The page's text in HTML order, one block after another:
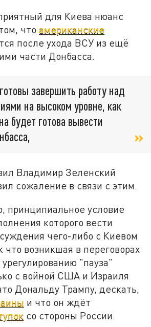
для Киева нюанс
чтоамериканские
после ухода ВСУ из ещё
части Донбасса.
завершить работу над
на высоком уровне, как
будет готова вывести
Владимир Зеленский
сожаление в связи с этим.
принципиальное условие
которого вести
чего-либо с Киевом
что возникшая в переговорах
"пауза"
с войной США и Израиля
Дональду Трампу, дескать,
и что он ждёт
со стороны России.